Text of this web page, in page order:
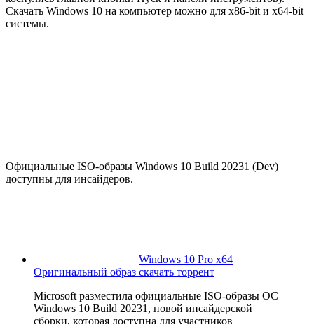
Скачать Windows 10 на компьютер можно для x86-bit и x64-bit
системы.
Официальные ISO-образы Windows 10 Build 20231 (Dev)
доступны для инсайдеров.
Windows 10 Pro x64
Оригинальный образ скачать торрент
Microsoft разместила официальные ISO-образы ОС
Windows 10 Build 20231, новой инсайдерской
сборки, которая доступна для участников